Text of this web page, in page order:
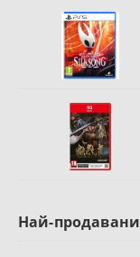
Най-продавани